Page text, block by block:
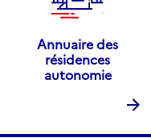
Annuaire des
résidences
autonomie